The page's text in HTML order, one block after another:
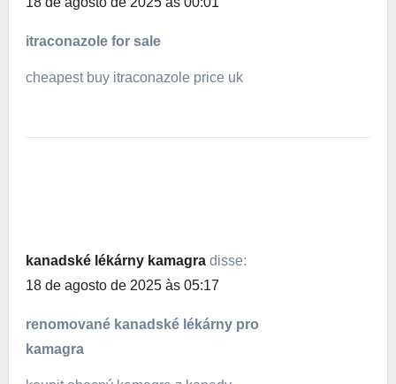
itraconazole for sale
cheapest buy itraconazole price uk
kanadské lékárny kamagra disse:
18 de agosto de 2025 às 05:17
renomované kanadské lékárny pro
kamagra